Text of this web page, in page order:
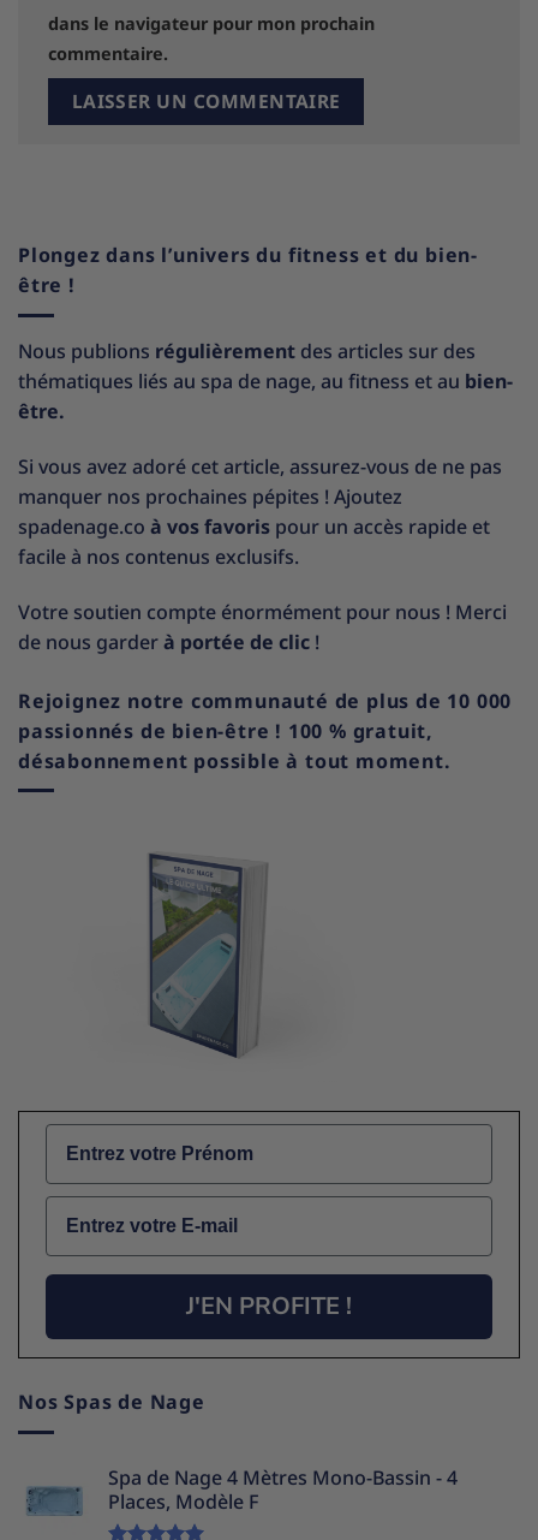
dans le navigateur pour mon prochain
commentaire.
Plongez dans l’univers du fitness et du bien-
être !
Nous publions régulièrement des articles sur des
thématiques liés au spa de nage, au fitness et au bien-
être.
Si vous avez adoré cet article, assurez-vous de ne pas
manquer nos prochaines pépites ! Ajoutez
spadenage.co à vos favoris pour un accès rapide et
facile à nos contenus exclusifs.
Votre soutien compte énormément pour nous ! Merci
de nous garderà portée de clic !
Rejoignez notre communauté de plus de 10 000
passionnés de bien-être ! 100 % gratuit,
désabonnement possible à tout moment.
Name
Email
J'EN PROFITE !
Nos Spas de Nage
Spa de Nage 4 Mètres Mono-Bassin - 4
Places, Modèle F